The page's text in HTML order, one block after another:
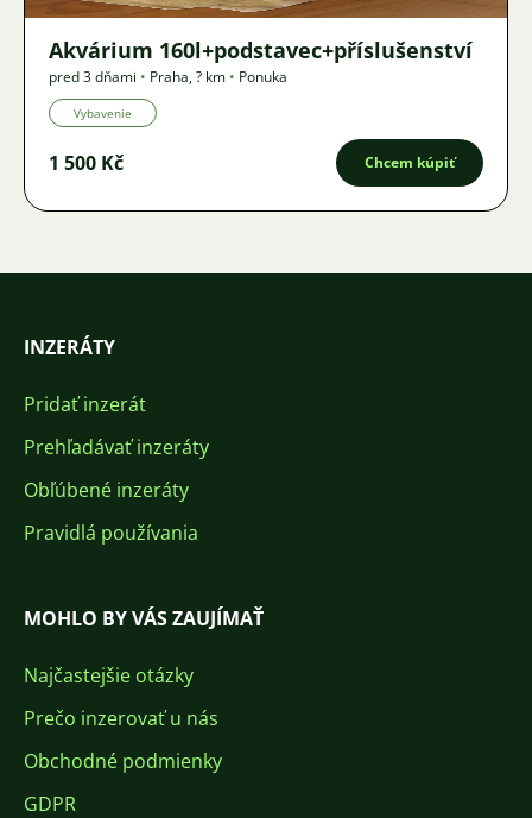
Akvárium 160l+podstavec+příslušenství
pred 3 dňami • Praha,? km • Ponuka
Vybavenie
1 500 Kč Chcem kúpiť
INZERÁTY
Pridať inzerát
Prehľadávať inzeráty
Obľúbené inzeráty
Pravidlá používania
MOHLO BY VÁS ZAUJÍMAŤ
Najčastejšie otázky
Prečo inzerovať u nás
Obchodné podmienky
GDPR